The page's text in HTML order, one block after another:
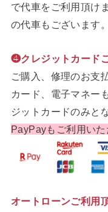
で代車をご利用頂け
の代車もございます。
❹クレジットカード
ご購入、修理のお支
カード、電子マネー
ジットカードのみと
PayPayもご利用いた
オートローンご利用